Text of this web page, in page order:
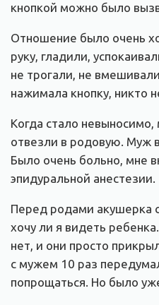
кнопкой можно было
Отношение было очень
руку, гладили,
не трогали, не
нажимала кнопку, никто
Когда стало
отвезли в родовую. Муж
Было очень больно, мне
эпидуральной анестезии.
Перед родами акушерка
хочу ли я видеть
нет, и они просто
с мужем 10 раз
попрощаться. Но было